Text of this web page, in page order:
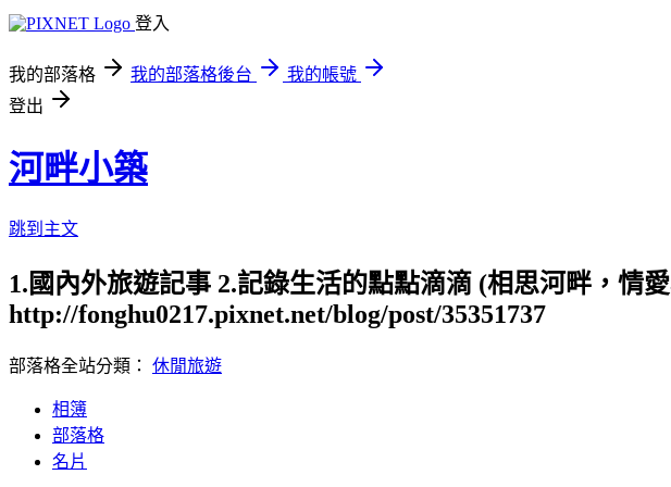
登入
我的部落格 我的部落格後台
我的帳號
登出
河畔小築
跳到主文
1.國內外旅遊記事 2.記錄生活的點點滴滴 (相思河畔，情
http://fonghu0217.pixnet.net/blog/post/35351737
部落格全站分類： 休閒旅遊
相簿
部落格
名片